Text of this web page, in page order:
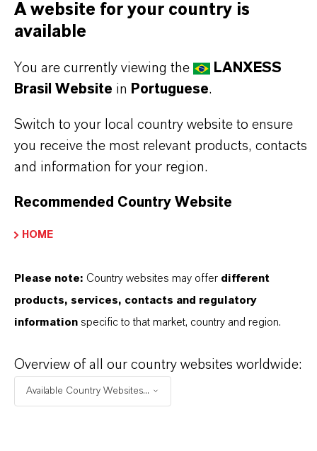
de Cor
components are registered
APLICATIVOS DE PRODUTOS
A website for your country is
available
You are currently viewing the
LANXESS
Brasil Website in Portuguese.
Switch to your local country website to ensure
you receive the most relevant products, contacts
and information for your region.
Recommended Country Website
HOME
Please note: Country websites may offer different
products, services, contacts and regulatory
information specific to that market, country and region.
Overview of all our country websites worldwide:
Available Country Websites...